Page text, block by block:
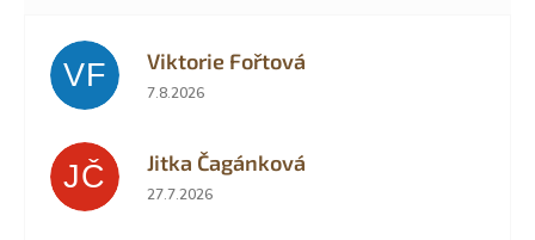
VF Viktorie Fořtová
Hodnocení obchodu je 2 z 5 hvězdiček.
7.8.2026
JČ Jitka Čagánková
Hodnocení obchodu je 5 z 5 hvězdiček.
27.7.2026